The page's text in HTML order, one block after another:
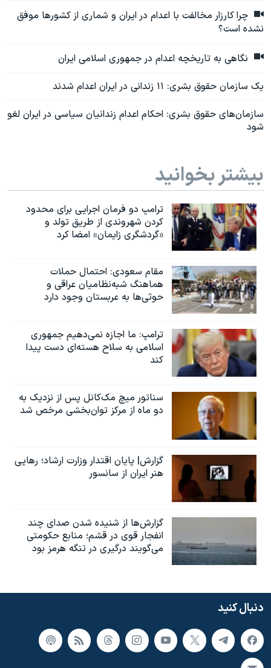
چرا کارزار مخالفت با اعدام در ایران و شماری از کشورها موفق
نشده است؟
نگاهی به تاریخچه اعدام در جمهوری اسلامی ایران
یک سازمان حقوق بشری: ۱۱ زندانی در ایران اعدام شدند
سازمان‌های حقوق بشری: احکام اعدام زندانیان سیاسی در ایران لغو
شود
بیشتر بخوانید
ترامپ دو فرمان اجرایی برای محدود
کردن شهروندی از طریق تولد و
«گردشگری زایمان» امضا کرد
مقام سعودی: احتمال حملات
هماهنگ شبه‌نظامیان عراقی و
حوثی‌ها به عربستان وجود دارد
ترامپ: ما اجازه نمی‌دهیم جمهوری
اسلامی به سلاح هسته‌ای دست پیدا
کند
سناتور میچ مک‌کانل پس از نزدیک به
دو ماه از مرکز توان‌بخشی مرخص شد
گزارش| پایان اقتدار وزارت ارشاد؛ رهایی
هنر ایران از سانسور
گزارش‌ها از شنیده شدن صدای چند
انفجار قوی در قشم؛ منابع حکومتی
می‌گویند درگیری در تنگه هرمز بود
دنبال کنید